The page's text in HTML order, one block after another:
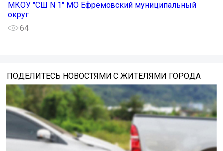
МКОУ "СШ N 1" МО Ефремовский муниципальный
округ
64
ПОДЕЛИТЕСЬ НОВОСТЯМИ С ЖИТЕЛЯМИ ГОРОДА